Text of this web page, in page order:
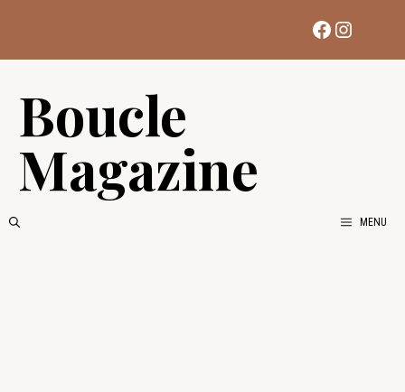
contenu
Facebook
Boucle
Magazine
MENU